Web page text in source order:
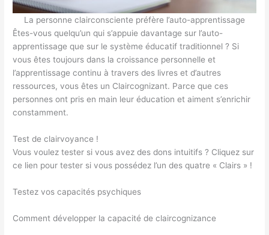
La personne clairconsciente préfère l’auto-apprentissage
Êtes-vous quelqu’un qui s’appuie davantage sur l’auto-
apprentissage que sur le système éducatif traditionnel ? Si
vous êtes toujours dans la croissance personnelle et
l’apprentissage continu à travers des livres et d’autres
ressources, vous êtes un Claircognizant. Parce que ces
personnes ont pris en main leur éducation et aiment s’enrichir
constamment.
Test de clairvoyance !
Vous voulez tester si vous avez des dons intuitifs ? Cliquez sur
ce lien pour tester si vous possédez l’un des quatre « Clairs » !
Testez vos capacités psychiques
Comment développer la capacité de claircognizance